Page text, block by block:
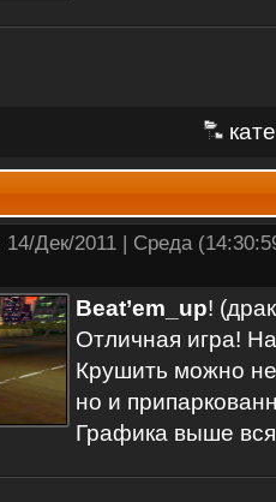
14/Дек/2011 | Среда
Beat’em_up!
Отличная игра!
Крушить можно
но и
Графика выше